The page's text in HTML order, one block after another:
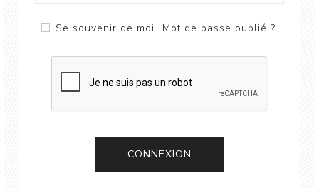
Se souvenir de moi Mot de passe oublié ?
CONNEXION